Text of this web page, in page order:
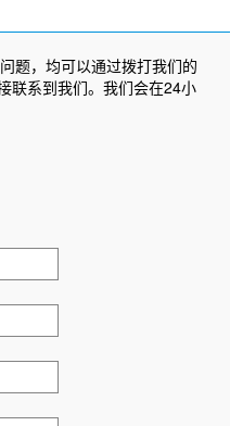
题，均可以通过拨打我们的
联系到我们。我们会在24小